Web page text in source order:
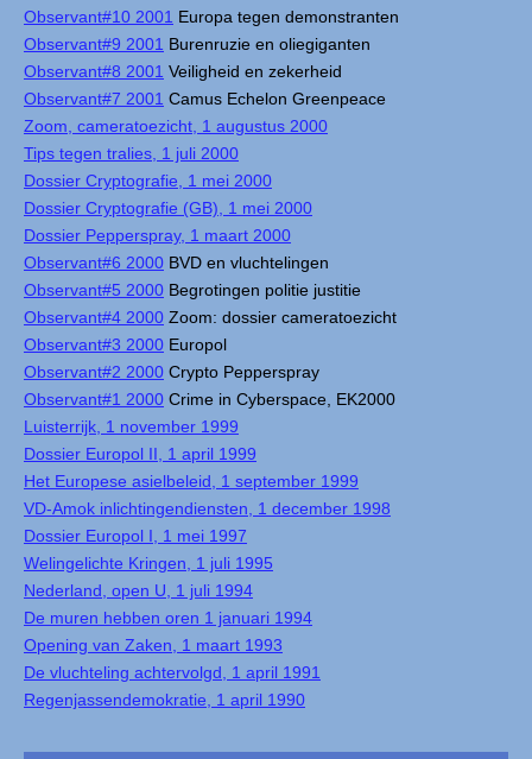
Observant#10 2001 Europa tegen demonstranten
Observant#9 2001 Burenruzie en oliegiganten
Observant#8 2001 Veiligheid en zekerheid
Observant#7 2001 Camus Echelon Greenpeace
Zoom, cameratoezicht, 1 augustus 2000
Tips tegen tralies, 1 juli 2000
Dossier Cryptografie, 1 mei 2000
Dossier Cryptografie (GB), 1 mei 2000
Dossier Pepperspray, 1 maart 2000
Observant#6 2000 BVD en vluchtelingen
Observant#5 2000 Begrotingen politie justitie
Observant#4 2000 Zoom: dossier cameratoezicht
Observant#3 2000 Europol
Observant#2 2000 Crypto Pepperspray
Observant#1 2000 Crime in Cyberspace, EK2000
Luisterrijk, 1 november 1999
Dossier Europol II, 1 april 1999
Het Europese asielbeleid, 1 september 1999
VD-Amok inlichtingendiensten, 1 december 1998
Dossier Europol I, 1 mei 1997
Welingelichte Kringen, 1 juli 1995
Nederland, open U, 1 juli 1994
De muren hebben oren 1 januari 1994
Opening van Zaken, 1 maart 1993
De vluchteling achtervolgd, 1 april 1991
Regenjassendemokratie, 1 april 1990